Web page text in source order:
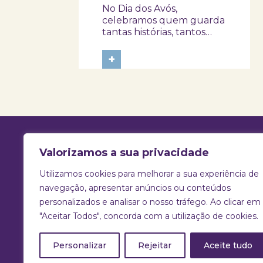
Valorizamos a sua privacidade
Utilizamos cookies para melhorar a sua experiência de
navegação, apresentar anúncios ou conteúdos
personalizados e analisar o nosso tráfego. Ao clicar em
"Aceitar Todos", concorda com a utilização de cookies.
Personalizar Rejeitar Aceite tudo
família!
No Dia dos Avós,
celebramos quem guarda
tantas histórias, tantos
ensinamentos. Porque
este ano o dia 26 de julho
avós e netos a viverem
Medicina e...
+
T:925 731 830 |E: info@skope.pt
Rua João Gonçalves Neto 46, Aradas